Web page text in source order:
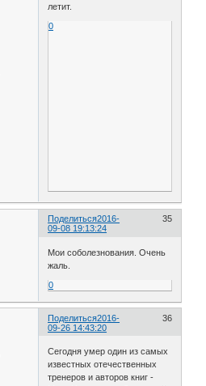
летит.
0
Поделиться 35
2016-
09-08 19:13:24
Мои соболезнования. Очень
жаль.
0
Поделиться 36
2016-
09-26 14:43:20
Сегодня умер один из самых
известных отечественных
тренеров и авторов книг -